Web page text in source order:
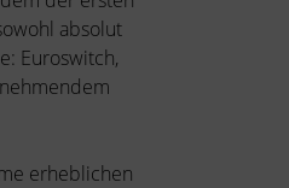
absolut
Euroswitch,
erheblichen